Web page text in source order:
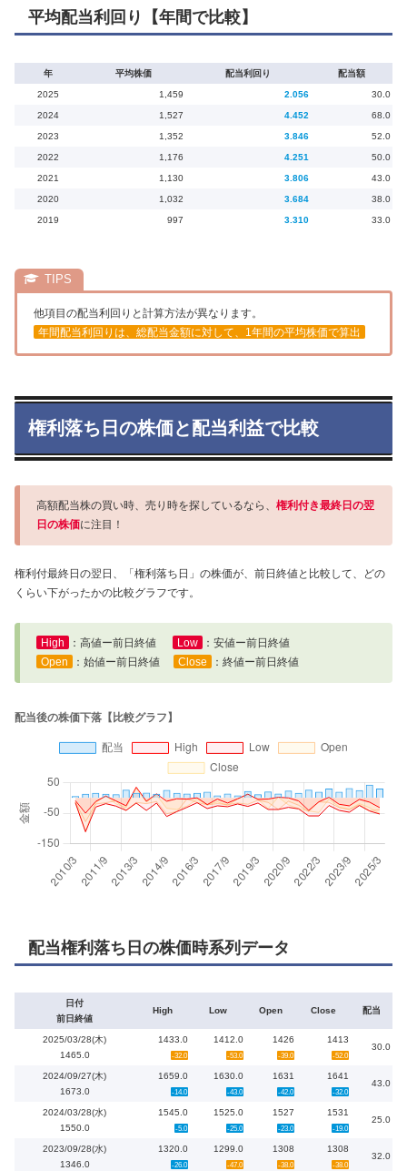
平均配当利回り【年間で比較】
年 平均株価 配当利回り 配当額
2025 1,459 2.056 30.0
2024 1,527 4.452 68.0
2023 1,352 3.846 52.0
2022 1,176 4.251 50.0
2021 1,130 3.806 43.0
2020 1,032 3.684 38.0
2019 997 3.310 33.0
他項目の配当利回りと計算方法が異なります。
年間配当利回りは、総配当金額に対して、1年間の平均株価で算出
権利落ち日の株価と配当利益で比較
高額配当株の買い時、売り時を探しているなら、 権利付き最終日の翌
日の株価に注目！
権利付最終日の翌日、「権利落ち日」の株価が、前日終値と比較して、どの
くらい下がったかの比較グラフです。
High ：高値ー前日終値 Low
：安値ー前日終値
Open
：始値ー前日終値 Close ：終値ー前日終値
配当権利落ち日の株価時系列データ
日付
前日終値
High Low Open Close 配当
2025/03/28(木)
1465.0
1433.0
-32.0
1412.0
-53.0
1426
-39.0
1413
-52.0
30.0
2024/09/27(木)
1673.0
1659.0
-14.0
1630.0
-43.0
1631
-42.0
1641
-32.0
43.0
2024/03/28(水)
1550.0
1545.0
-5.0
1525.0
-25.0
1527
-23.0
1531
-19.0
25.0
2023/09/28(水)
1346.0
1320.0
-26.0
1299.0
-47.0
1308
-38.0
1308
-38.0
32.0